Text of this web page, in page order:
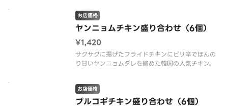
ヤンニョムチキン盛り合わせ（6個）
お店価格
¥1,420
サクサクに揚げたフライドチキンにピリ辛でほんの
り甘いヤンニョムダレを絡めた韓国の人気チキン。
プルコギチキン盛り合わせ（6個）
お店価格